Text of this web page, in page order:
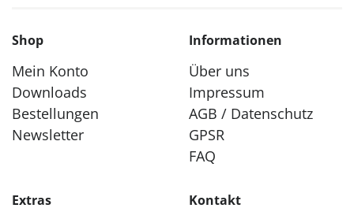
Shop
Mein Konto
Downloads
Bestellungen
Newsletter
Informationen
Über uns
Impressum
AGB / Datenschutz
GPSR
FAQ
Extras Kontakt